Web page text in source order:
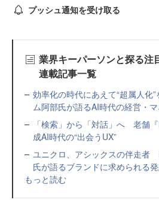
プッシュ通知を受け取る
業界キーパーソンと探る注
連載記事一覧
効率化の時代にあえて“超属人
ム阿部氏が語るAI時代の経営・
「検索」から「対話」へ 老舗
成AI時代の“出会うUX”
ユニクロ、アシックスの伴走者
氏が語るブランドに求められる
もっと読む